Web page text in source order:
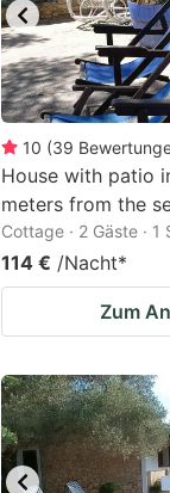
10 (39
House with patio
meters from the
Cottage · 2 Gäste ·
114 € /Nacht*
Zum